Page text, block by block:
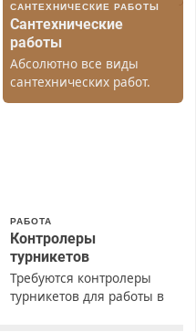
САНТЕХНИЧЕСКИЕ РАБОТЫ
Сантехнические
работы
Абсолютно все виды
сантехнических работ.
Быстро. Качественно.
РАБОТА
Контролеры
турникетов
Требуются контролеры
турникетов для работы в